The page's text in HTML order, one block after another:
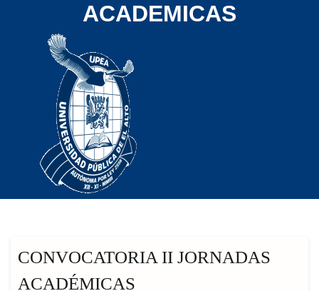
ACADEMICAS
CONVOCATORIA II JORNADAS
ACADÉMICAS